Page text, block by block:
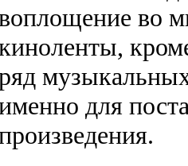
во
для